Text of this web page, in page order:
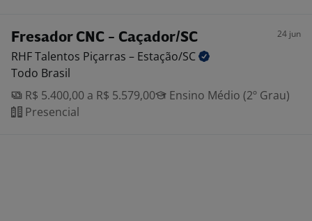
Fresador CNC - Caçador/SC 24 jun
RHF Talentos Piçarras – Estação/SC
Todo Brasil
R$ 5.400,00 a R$ 5.579,00
Ensino Médio (2º Grau)
Presencial